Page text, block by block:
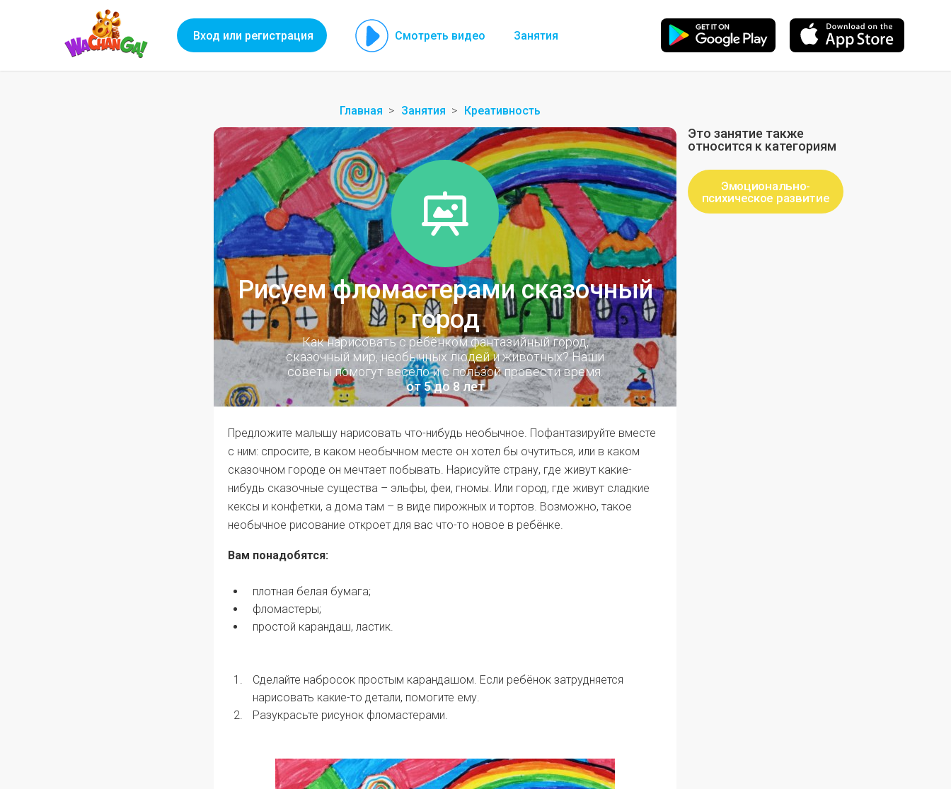
Вход или регистрация Смотреть видео Занятия
Главная Занятия Креативность
Это занятие также
относится к категориям
Эмоционально-
психическое развитие
Рисуем фломастерами сказочный
город
Как нарисовать с ребёнком фантазийный город,
сказочный мир, необычных людей и животных? Наши
советы помогут весело и с пользой провести время.
от 5 до 8 лет
Предложите малышу нарисовать что-нибудь необычное. Пофантазируйте вместе
с ним: спросите, в каком необычном месте он хотел бы очутиться, или в каком
сказочном городе он мечтает побывать. Нарисуйте страну, где живут какие-
нибудь сказочные существа – эльфы, феи, гномы. Или город, где живут сладкие
кексы и конфетки, а дома там – в виде пирожных и тортов. Возможно, такое
необычное рисование откроет для вас что-то новое в ребёнке.
Вам понадобятся:
плотная белая бумага;
фломастеры;
простой карандаш, ластик.
Сделайте набросок простым карандашом. Если ребёнок затрудняется
нарисовать какие-то детали, помогите ему.
Разукрасьте рисунок фломастерами.